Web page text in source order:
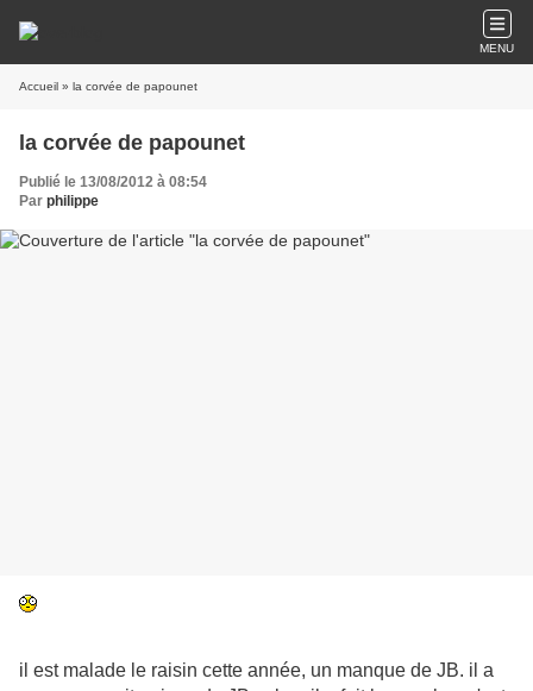
MENU
Accueil » la corvée de papounet
la corvée de papounet
Publié le 13/08/2012 à 08:54
Par philippe
il est malade le raisin cette année, un manque de JB. il a